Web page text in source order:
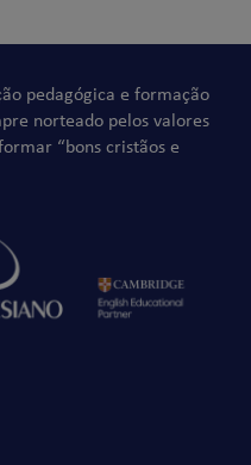
pedagógica e formação
norteado pelos valores
“bons cristãos e